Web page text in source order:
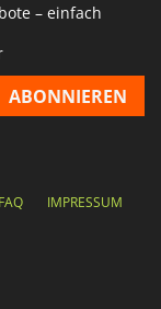
– einfach
FAQ IMPRESSUM